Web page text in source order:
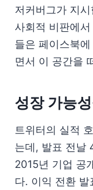
저커버그가 지
사회적 비판에
들은 페이스북
면서 이 공간을
성장 가능
트위터의 실적
는데, 발표 전날
2015년 기업 공
다. 이익 전환